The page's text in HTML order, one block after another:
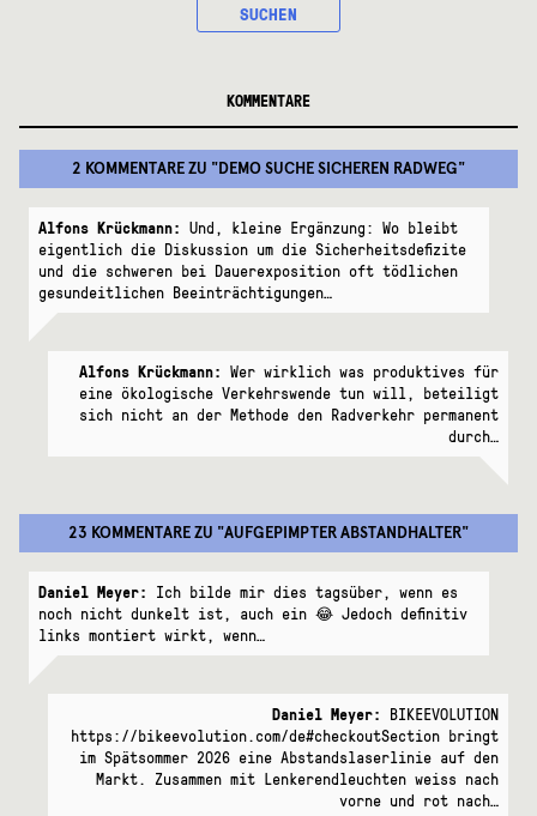
SUCHEN
KOMMENTARE
2 KOMMENTAREZU "DEMO SUCHE SICHEREN RADWEG"
Alfons Krückmann: Und, kleine Ergänzung: Wo bleibt
eigentlich die Diskussion um die Sicherheitsdefizite
und die schweren bei Dauerexposition oft tödlichen
gesundeitlichen Beeinträchtigungen…
Alfons Krückmann: Wer wirklich was produktives für
eine ökologische Verkehrswende tun will, beteiligt
sich nicht an der Methode den Radverkehr permanent
durch…
23 KOMMENTAREZU "AUFGEPIMPTER ABSTANDHALTER"
Daniel Meyer: Ich bilde mir dies tagsüber, wenn es
noch nicht dunkelt ist, auch ein 😂 Jedoch definitiv
links montiert wirkt, wenn…
Daniel Meyer: BIKEEVOLUTION
https://bikeevolution.com/de#checkoutSection bringt
im Spätsommer 2026 eine Abstandslaserlinie auf den
Markt. Zusammen mit Lenkerendleuchten weiss nach
vorne und rot nach…